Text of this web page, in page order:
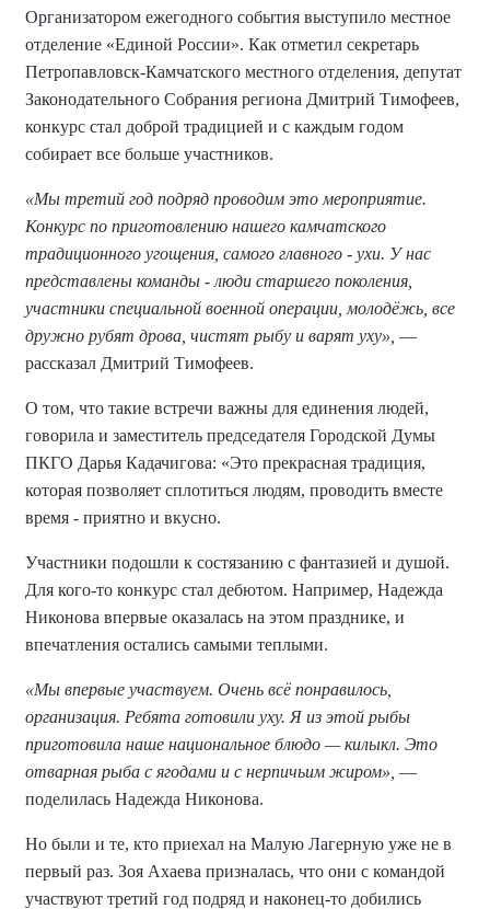
Организатором ежегодного события выступило местное
отделение «Единой России». Как отметил секретарь
Петропавловск-Камчатского местного отделения, депутат
Законодательного Собрания региона Дмитрий Тимофеев,
конкурс стал доброй традицией и с каждым годом
собирает все больше участников.
«Мы третий год подряд проводим это мероприятие.
Конкурс по приготовлению нашего камчатского
традиционного угощения, самого главного - ухи. У нас
представлены команды - люди старшего поколения,
участники специальной военной операции, молодёжь, все
дружно рубят дрова, чистят рыбу и варят уху», —
рассказал Дмитрий Тимофеев.
О том, что такие встречи важны для единения людей,
говорила и заместитель председателя Городской Думы
ПКГО Дарья Кадачигова: «Это прекрасная традиция,
которая позволяет сплотиться людям, проводить вместе
время - приятно и вкусно.
Участники подошли к состязанию с фантазией и душой.
Для кого-то конкурс стал дебютом. Например, Надежда
Никонова впервые оказалась на этом празднике, и
впечатления остались самыми теплыми.
«Мы впервые участвуем. Очень всё понравилось,
организация. Ребята готовили уху. Я из этой рыбы
приготовила наше национальное блюдо — килыкл. Это
отварная рыба с ягодами и с нерпичьим жиром», —
поделилась Надежда Никонова.
Но были и те, кто приехал на Малую Лагерную уже не в
первый раз. Зоя Ахаева призналась, что они с командой
участвуют третий год подряд и наконец-то добились